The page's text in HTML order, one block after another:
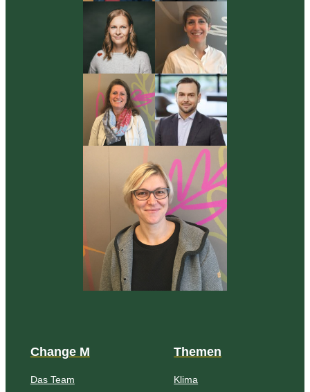
Change M
Das Team
Themen
Klima